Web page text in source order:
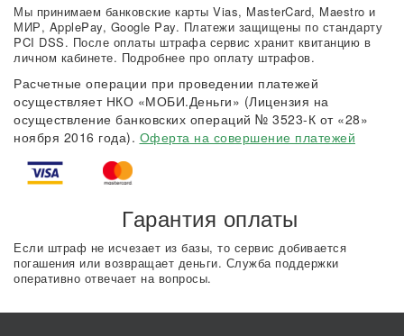
Мы принимаем банковские карты Vias, MasterCard, Maestro и
МИР, ApplePay, Google Pay. Платежи защищены по стандарту
PCI DSS. После оплаты штрафа сервис хранит квитанцию в
личном кабинете. Подробнее про оплату штрафов.
Расчетные операции при проведении платежей
осуществляет НКО «МОБИ.Деньги» (Лицензия на
осуществление банковских операций № 3523-К от «28»
ноября 2016 года). Оферта на совершение платежей
Гарантия оплаты
Если штраф не исчезает из базы, то сервис добивается
погашения или возвращает деньги. Служба поддержки
оперативно отвечает на вопросы.